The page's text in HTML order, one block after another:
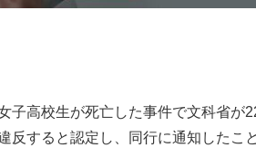
高校生が死亡した事件で文科省が
すると認定し、同行に通知したこ